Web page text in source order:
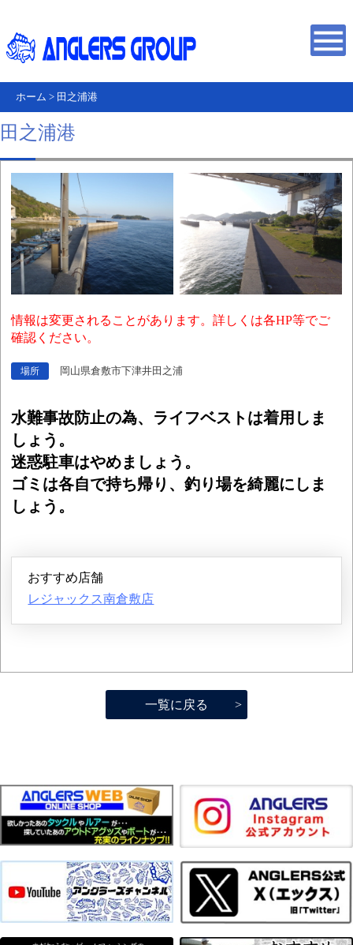
ホーム > 田之浦港
田之浦港
情報は変更されることがあります。詳しくは各HP等でご
確認ください。
場所 岡山県倉敷市下津井田之浦
水難事故防止の為、ライフベストは着用しま
しょう。
迷惑駐車はやめましょう。
ゴミは各自で持ち帰り、釣り場を綺麗にしま
しょう。
おすすめ店舗
レジャックス南倉敷店
一覧に戻る